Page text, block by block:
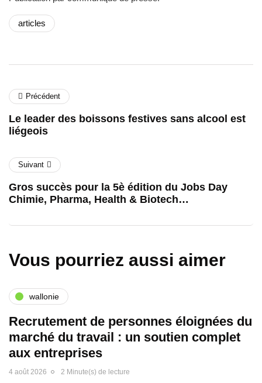
articles
Précédent
Le leader des boissons festives sans alcool est
liégeois
Suivant
Gros succès pour la 5è édition du Jobs Day
Chimie, Pharma, Health & Biotech…
Vous pourriez aussi aimer
wallonie
Recrutement de personnes éloignées du
marché du travail : un soutien complet
aux entreprises
4 août 2026 2 Minute(s) de lecture